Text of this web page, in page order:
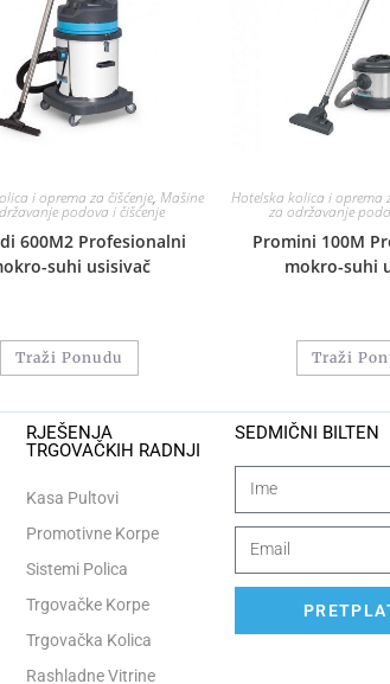
i oprema za čišćenje, Mašine
podova i čišćenje
600M2 Profesionalni
suhi usisivač
Traži Ponudu
Hotelska kolica i oprema
za održavanje
Promini 100M
mokro-suhi
Traži
RJEŠENJA
TRGOVAČKIH RADNJI
Kasa Pultovi
Promotivne Korpe
Sistemi Polica
Trgovačke Korpe
Trgovačka Kolica
Rashladne Vitrine
SEDMIČNI BILTEN